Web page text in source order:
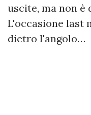
uscite, ma non
L'occasione last
dietro l'angolo…